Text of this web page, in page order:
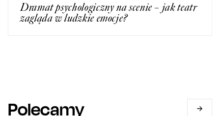
Dramat psychologiczny na scenie – jak teatr
zagląda w ludzkie emocje?
Polecamy